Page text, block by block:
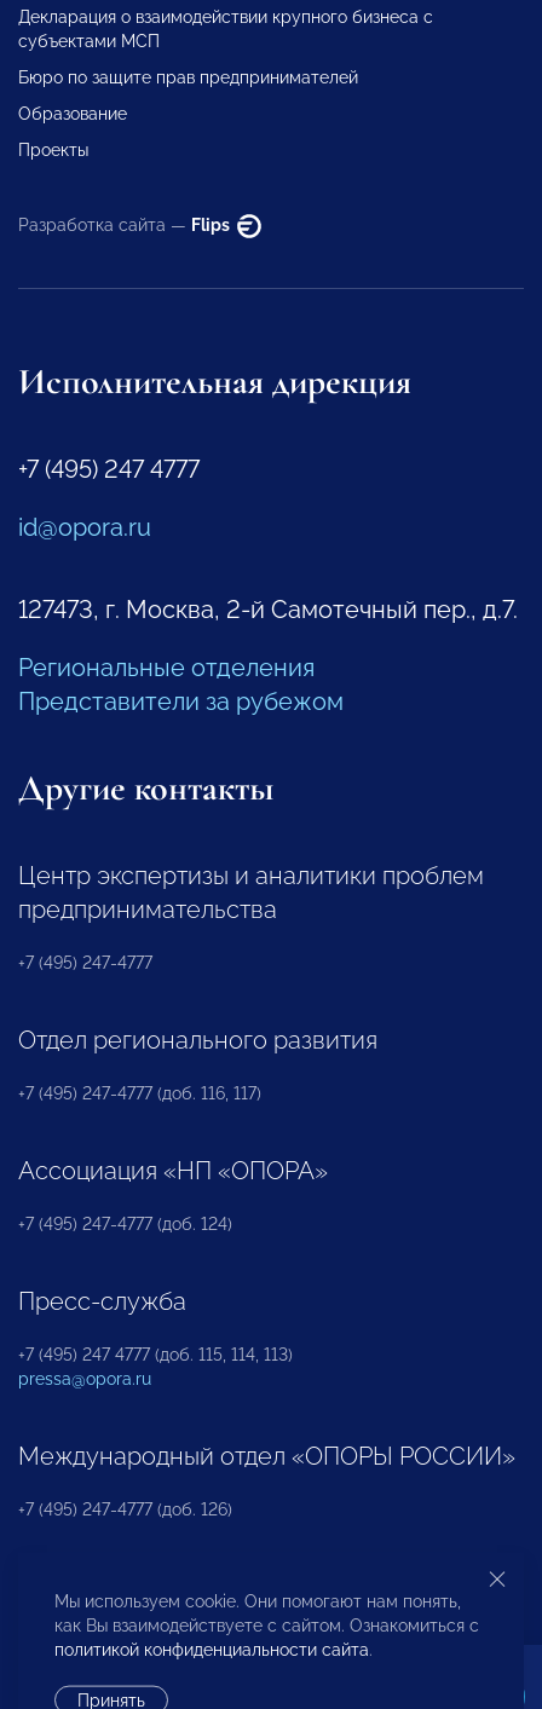
Декларация о взаимодействии крупного бизнеса с
субъектами МСП
Бюро по защите прав предпринимателей
Образование
Проекты
Разработка сайта — Flips
Исполнительная дирекция
+7 (495) 247 4777
id@opora.ru
127473, г. Москва, 2-й Самотечный пер., д.7.
Региональные отделения
Представители за рубежом
Другие контакты
Центр экспертизы и аналитики проблем
предпринимательства
+7 (495) 247-4777
Отдел регионального развития
+7 (495) 247-4777 (доб. 116, 117)
Ассоциация «НП «ОПОРА»
+7 (495) 247-4777 (доб. 124)
Пресс-служба
+7 (495) 247 4777 (доб. 115, 114, 113)
pressa@opora.ru
Международный отдел «ОПОРЫ РОССИИ»
+7 (495) 247-4777 (доб. 126)
Бюро по защите прав предпринимателей и
инвесторов
Мы используем cookie. Они помогают нам понять,
как Вы взаимодействуете с сайтом. Ознакомиться с
политикой конфиденциальности сайта.
Принять